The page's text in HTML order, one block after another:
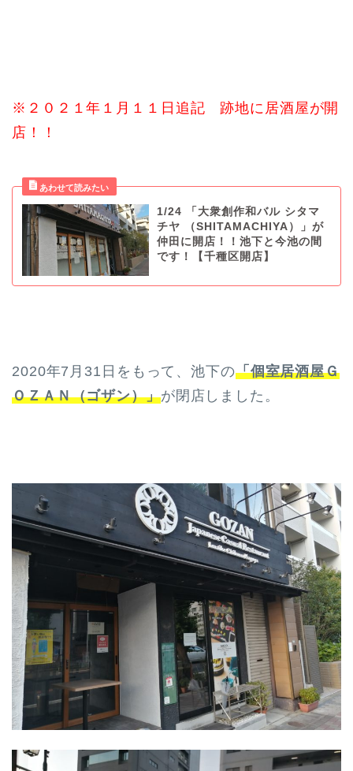
※２０２１年１月１１日追記 跡地に居酒屋が開
店！！
1/24 「大衆創作和バル シタマ
チヤ （SHITAMACHIYA）」が
仲田に開店！！池下と今池の間
です！【千種区開店】
2020年7月31日をもって、池下の「個室居酒屋Ｇ
ＯＺＡＮ（ゴザン）」が閉店しました。